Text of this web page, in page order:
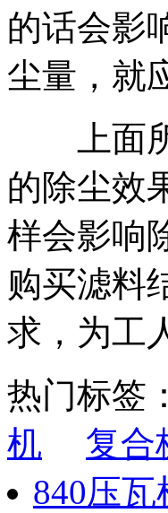
的话会影
尘量，就
上面所
的除尘效
样会影响
购买滤料
求，为工
热门标签
机
复合
840压